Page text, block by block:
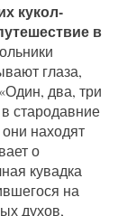
кукол-
в
глаза,
два, три
стародавние
находят
о
кувадка
на
духов,